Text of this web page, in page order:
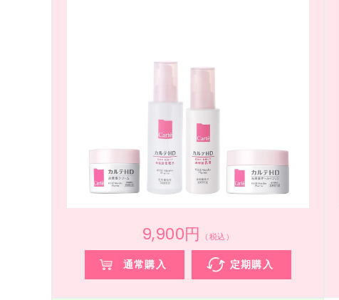
9,900円 （税込）
通常購入 定期購入